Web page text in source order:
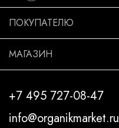
ПОКУПАТЕЛЮ
МАГАЗИН
+7 495 727-08-47
info@organikmarket.ru